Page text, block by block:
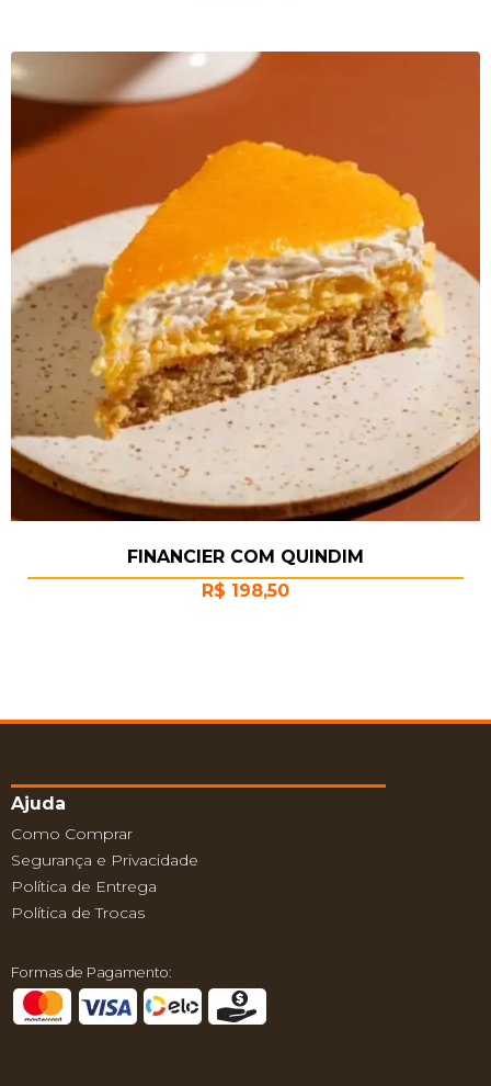
FINANCIER COM QUINDIM
R$ 198,50
Ajuda
Como Comprar
Segurança e Privacidade
Política de Entrega
Política de Trocas
Formas de Pagamento: